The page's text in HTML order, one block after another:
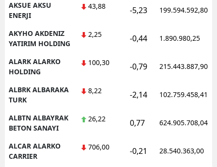
AKSUE AKSU
ENERJI
43,88 -5,23 199.594.592,80
AKYHO AKDENIZ
YATIRIM HOLDING
2,25 -0,44 1.890.980,25
ALARK ALARKO
HOLDING
100,30 -0,79 215.443.887,90
ALBRK ALBARAKA
TURK
8,22 -2,14 102.759.458,41
ALBTN ALBAYRAK
BETON SANAYI
26,22 0,77 624.905.708,04
ALCAR ALARKO
CARRIER
706,00 -0,21 28.540.363,00